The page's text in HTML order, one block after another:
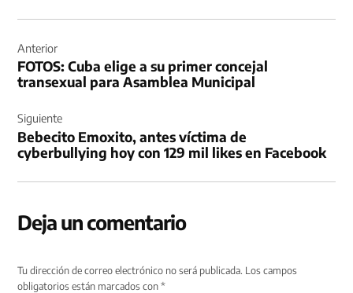
de
entradas
Anterior
FOTOS: Cuba elige a su primer concejal
transexual para Asamblea Municipal
Siguiente
Bebecito Emoxito, antes víctima de
cyberbullying hoy con 129 mil likes en Facebook
Deja un comentario
Tu dirección de correo electrónico no será publicada. Los campos
obligatorios están marcados con*